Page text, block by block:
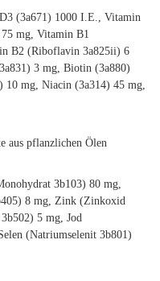
(3a671) 1000 I.E., Vitamin
mg, Vitamin B1
B2 (Riboflavin 3a825ii) 6
3 mg, Biotin (3a880)
10 mg, Niacin (3a314) 45 mg,
aus pflanzlichen Ölen
3b103) 80 mg,
8 mg, Zink (Zinkoxid
5 mg, Jod
(Natriumselenit 3b801)